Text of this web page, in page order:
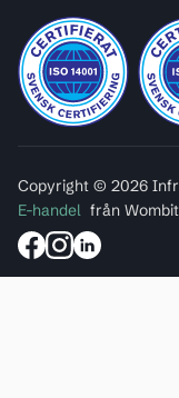
Copyright © 2026
E-handel från Wombit